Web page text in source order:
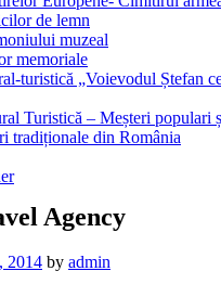
de lemn
muzeal
memoriale
turistică „Voievodul Ștefan
Turistică – Meșteri populari
tradiționale din România
Agency
2014 by admin